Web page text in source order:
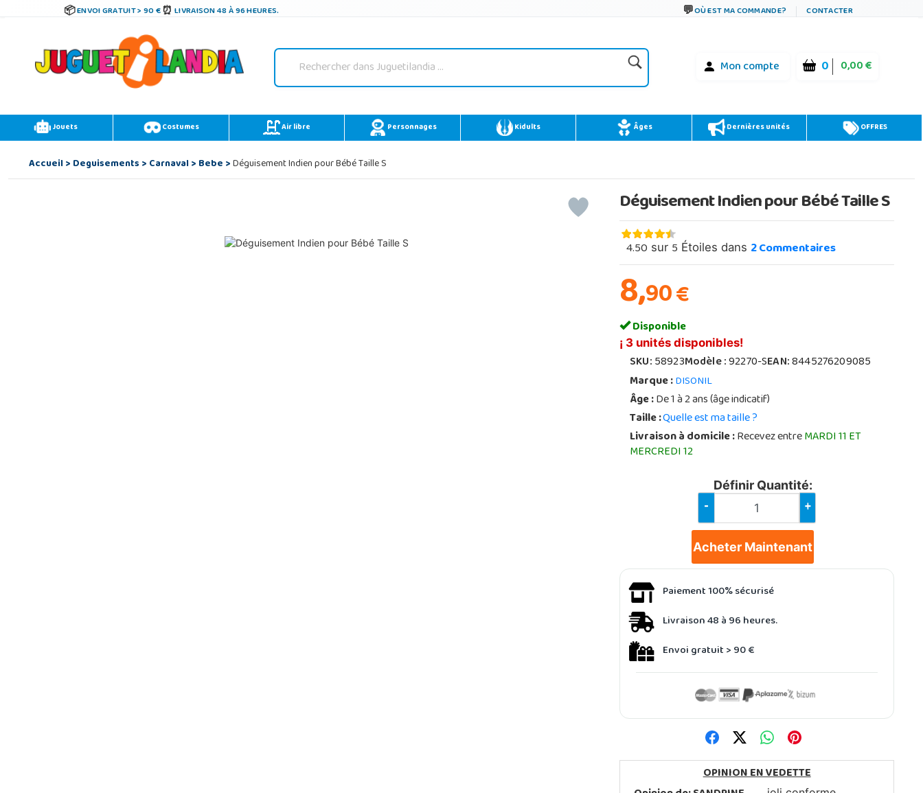
ENVOI GRATUIT > 90 € LIVRAISON 48 À 96 HEURES. OÙ EST MA COMMANDE? CONTACTER
Mon compte 0 0,00 €
Jouets Costumes Air libre Personnages Kidults Âges Dernières unités OFFRES
Accueil>Deguisements>Carnaval>Bebe>Déguisement Indien pour Bébé Taille S
Déguisement Indien pour Bébé Taille S
4.50 sur 5 Étoiles dans 2Commentaires
8,90€
Disponible
¡ 3 unités disponibles!
SKU:58923Modèle :92270-SEAN:8445276209085
Marque :DISONIL
Âge :De 1 à 2 ans (âge indicatif)
Taille :Quelle est ma taille ?
Livraison à domicile :Recevez entreMARDI 11 ET
MERCREDI 12
Définir Quantité:
- +
Acheter Maintenant
Paiement 100% sécurisé
Livraison 48 à 96 heures.
Envoi gratuit > 90 €
OPINION EN VEDETTE